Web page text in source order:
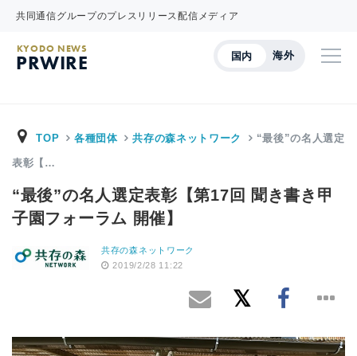
共同通信グループのプレスリリース配信メディア
国内 海外
KYODO NEWS
PRWIRE
TOP 各種団体 共存の森ネットワーク “最後”の名人選定
表彰【…
“最後”の名人選定表彰【第17回 聞き書き甲
子園フォーラム 開催】
共存の森ネットワーク
2019/2/28 11:22